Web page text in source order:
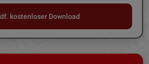
kostenloser Download